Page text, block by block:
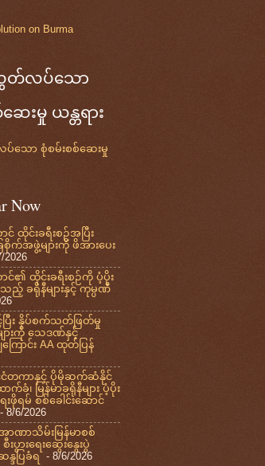
on Burma
တ်လပ်သော
ေးမှု ယန္တရား
ပ်သော စုံစမ်းစစ်ဆေးမှု
Now
င် ထိုင်းခရီးစဉ်အပြီး
က်အဖွဲ့များကို ဖိအားပေး
2026
ာင်၏ ထိုင်းခရီးစဉ်ကို ပံ့ပိုး
သည့် ခရိုနီများနှင့် ကုမ္ပဏီ
ပြီး နှိပ်စက်သတ်ဖြတ်မှု
ားကို သေဒဏ်နှင့်
ြောင်း AA ထုတ်ပြန်
ငံတကာနှင့် ပိုမိုဆက်ဆံနိုင်
က်ခံ၊ မြန်မာခရိုနီများ ပံ့ပိုး
းဖိုရမ် စစ်ခေါင်းဆောင်
- 8/6/2026
ာဏာသိမ်းမြန်မာစစ်
းပွားရေးဆွေးနွေးပွဲ
ဒပြခံရ - 8/6/2026